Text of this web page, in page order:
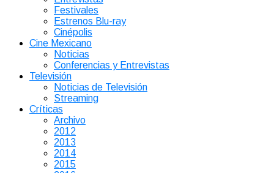
Festivales
Estrenos Blu-ray
Cinépolis
Cine Mexicano
Noticias
Conferencias y Entrevistas
Televisión
Noticias de Televisión
Streaming
Críticas
Archivo
2012
2013
2014
2015